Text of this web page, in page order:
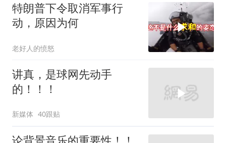
特朗普下令取消军事行
动，原因为何
老好人的愤怒
讲真，是球网先动手
的！！！
新媒体 40跟贴